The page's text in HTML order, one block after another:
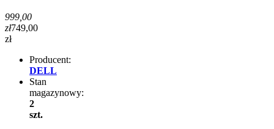
999,00
zł749,00
zł
Producent:
DELL
Stan
magazynowy:
2
szt.